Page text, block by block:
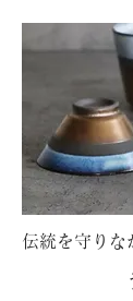
伝統を守りな